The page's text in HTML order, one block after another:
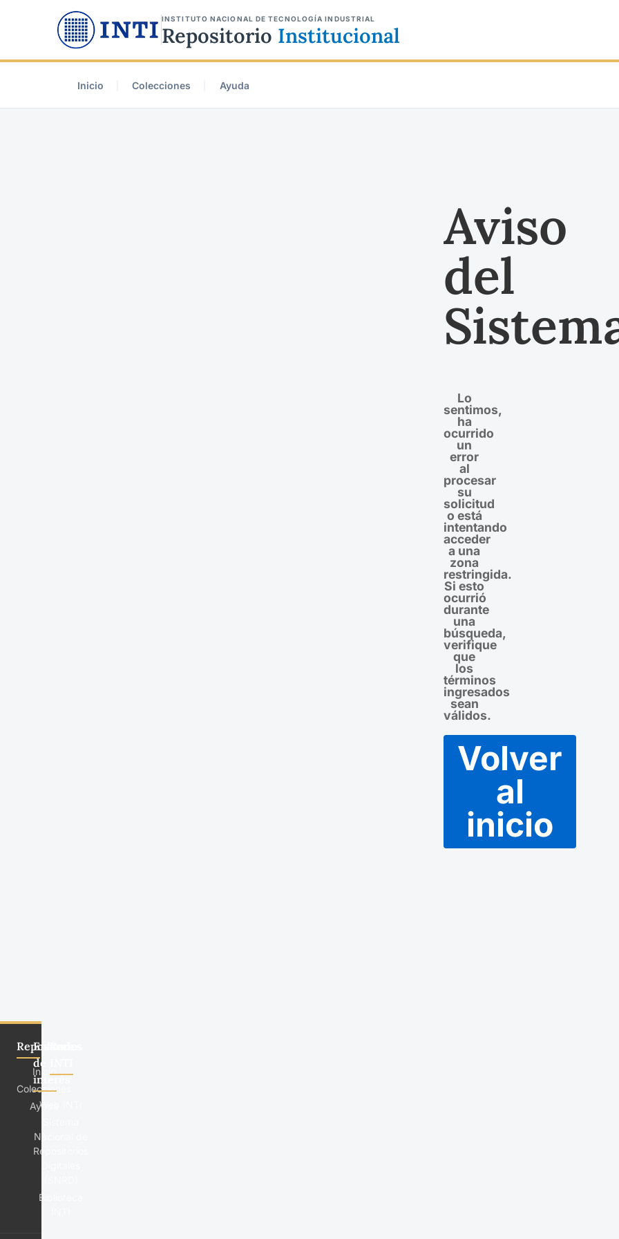
INSTITUTO NACIONAL DE TECNOLOGÍA INDUSTRIAL
Repositorio Institucional
Inicio Colecciones Ayuda
Aviso
del
Lo
sentimos,
ha
ocurrido
un
error
al
procesar
su
solicitud
o está
intentando
acceder
a una
zona
restringida.
Si esto
ocurrió
durante
una
búsqueda,
verifique
que
los
términos
ingresados
sean
válidos.
Volver
al
inicio
Repositorio
Inicio
Colecciones
Ayuda
Enlaces
de
interés
Web INTI
Nacional de
Repositorios
Biblioteca